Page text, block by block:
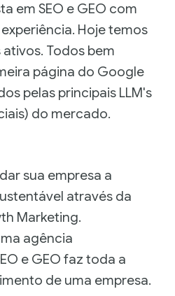
em SEO e GEO com
Hoje temos
Todos bem
página do Google
pelas principais LLM's
do mercado.
sua empresa a
através da
Marketing.
agência
e GEO faz toda a
de uma empresa.